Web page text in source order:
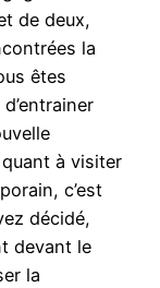
de deux,
la
êtes
à visiter
c’est
décidé,
devant le
la